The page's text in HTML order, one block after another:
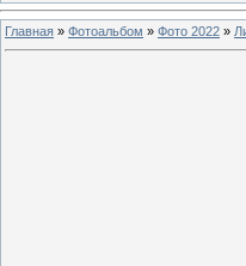
Главная » Фотоальбом » Фото 2022 »